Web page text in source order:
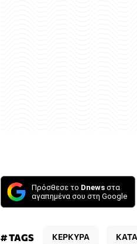
Πρόσθεσε το Dnews στα
αγαπημένα σου στη Google
# TAGS ΚΕΡΚΥΡΑ